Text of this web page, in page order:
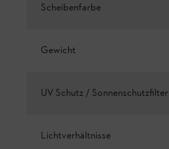
Scheibenfarbe
Gewicht
UV Schutz / Sonnenschutzfilter
Lichtverhältnisse